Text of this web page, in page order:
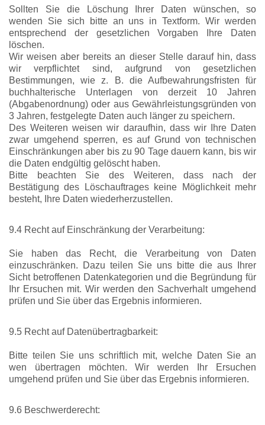
Sollten Sie die Löschung Ihrer Daten wünschen, so
wenden Sie sich bitte an uns in Textform. Wir werden
entsprechend der gesetzlichen Vorgaben Ihre Daten
löschen.
Wir weisen aber bereits an dieser Stelle darauf hin, dass
wir verpflichtet sind, aufgrund von gesetzlichen
Bestimmungen, wie z. B. die Aufbewahrungsfristen für
buchhalterische Unterlagen von derzeit 10 Jahren
(Abgabenordnung) oder aus Gewährleistungsgründen von
3 Jahren, festgelegte Daten auch länger zu speichern.
Des Weiteren weisen wir daraufhin, dass wir Ihre Daten
zwar umgehend sperren, es auf Grund von technischen
Einschränkungen aber bis zu 90 Tage dauern kann, bis wir
die Daten endgültig gelöscht haben.
Bitte beachten Sie des Weiteren, dass nach der
Bestätigung des Löschauftrages keine Möglichkeit mehr
besteht, Ihre Daten wiederherzustellen.
9.4 Recht auf Einschränkung der Verarbeitung:
Sie haben das Recht, die Verarbeitung von Daten
einzuschränken. Dazu teilen Sie uns bitte die aus Ihrer
Sicht betroffenen Datenkategorien und die Begründung für
Ihr Ersuchen mit. Wir werden den Sachverhalt umgehend
prüfen und Sie über das Ergebnis informieren.
9.5 Recht auf Datenübertragbarkeit:
Bitte teilen Sie uns schriftlich mit, welche Daten Sie an
wen übertragen möchten. Wir werden Ihr Ersuchen
umgehend prüfen und Sie über das Ergebnis informieren.
9.6 Beschwerderecht: